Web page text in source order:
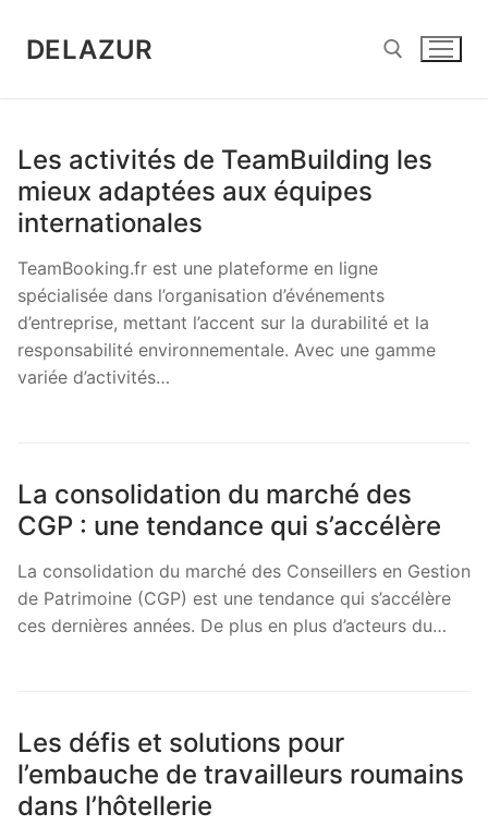
DELAZUR
Les activités de TeamBuilding les
mieux adaptées aux équipes
internationales
TeamBooking.fr est une plateforme en ligne
spécialisée dans l’organisation d’événements
d’entreprise, mettant l’accent sur la durabilité et la
responsabilité environnementale. Avec une gamme
variée d’activités…
La consolidation du marché des
CGP : une tendance qui s’accélère
La consolidation du marché des Conseillers en Gestion
de Patrimoine (CGP) est une tendance qui s’accélère
ces dernières années. De plus en plus d’acteurs du…
Les défis et solutions pour
l’embauche de travailleurs roumains
dans l’hôtellerie